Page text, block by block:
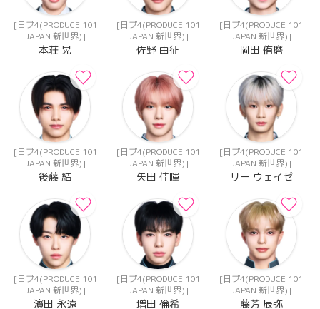
[日プ4(PRODUCE 101
JAPAN 新世界)]
本荘 晃
[日プ4(PRODUCE 101
JAPAN 新世界)]
佐野 由征
[日プ4(PRODUCE 101
JAPAN 新世界)]
岡田 侑磨
[日プ4(PRODUCE 101
JAPAN 新世界)]
後藤 結
[日プ4(PRODUCE 101
JAPAN 新世界)]
矢田 佳暉
[日プ4(PRODUCE 101
JAPAN 新世界)]
リー ウェイゼ
[日プ4(PRODUCE 101
JAPAN 新世界)]
濱田 永遠
[日プ4(PRODUCE 101
JAPAN 新世界)]
増田 倫希
[日プ4(PRODUCE 101
JAPAN 新世界)]
藤芳 辰弥